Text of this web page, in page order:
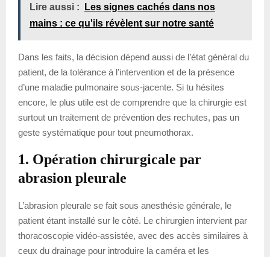
Lire aussi :
Les signes cachés dans nos
mains : ce qu'ils révèlent sur notre santé
Dans les faits, la décision dépend aussi de l’état général du
patient, de la tolérance à l’intervention et de la présence
d’une maladie pulmonaire sous-jacente. Si tu hésites
encore, le plus utile est de comprendre que la chirurgie est
surtout un traitement de prévention des rechutes, pas un
geste systématique pour tout pneumothorax.
1. Opération chirurgicale par
abrasion pleurale
L’abrasion pleurale se fait sous anesthésie générale, le
patient étant installé sur le côté. Le chirurgien intervient par
thoracoscopie vidéo-assistée, avec des accès similaires à
ceux du drainage pour introduire la caméra et les